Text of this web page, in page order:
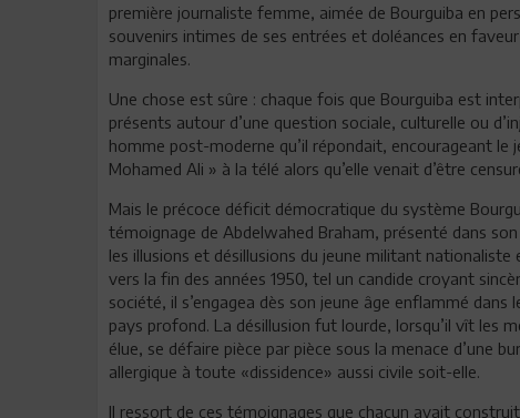
première journaliste femme, aimée de Bourguiba en
souvenirs intimes de ses entrées et doléances en
marginales.
Une chose est sûre : chaque fois que Bourguiba est
présents autour d’une question sociale, culturelle ou
homme post-moderne qu’il répondait, encourageant
Mohamed Ali » à la télé alors qu’elle venait d’être
Mais le précoce déficit démocratique du système
témoignage de Abdelwahed Braham, présenté dans
les illusions et désillusions du jeune militant nationaliste
vers la fin des années 1950, tel un candide croyant
société, il s’engagea dès son jeune âge enflammé
pays profond. La désillusion fut lourde, lorsqu’il vît les
élue, se défaire pièce par pièce sous la menace d’une
allergique à toute «dissidence» aussi civile soit-elle.
Il ressort de ces témoignages que chacun avait